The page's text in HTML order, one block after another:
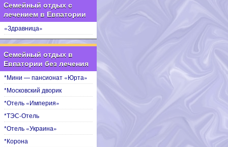
Семейный отдых с
лечением в Евпатории
«Здравница»
Семейный отдых в
Евпатории без лечения
*Мини — пансионат «Юрта»
*Московский дворик
*Отель «Империя»
*ТЭС-Отель
*Отель «Украина»
*Корона